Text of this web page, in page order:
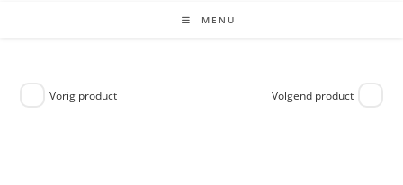
MENU
Vorig product Volgend product